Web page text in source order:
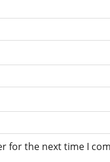
for the next time I